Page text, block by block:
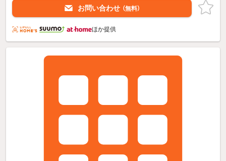
お問い合わせ （無料）
ほか提供